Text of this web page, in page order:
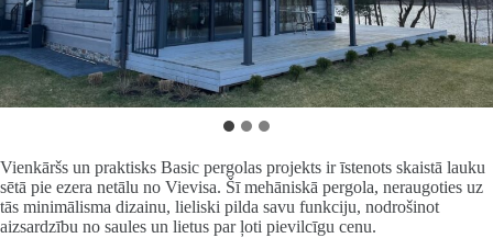
Vienkāršs un praktisks Basic pergolas projekts ir īstenots skaistā lauku
sētā pie ezera netālu no Vievisa. Šī mehāniskā pergola, neraugoties uz
tās minimālisma dizainu, lieliski pilda savu funkciju, nodrošinot
aizsardzību no saules un lietus par ļoti pievilcīgu cenu.